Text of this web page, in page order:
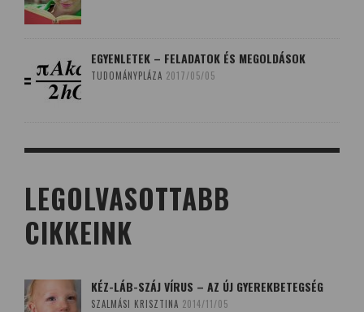
EGYENLETEK – FELADATOK ÉS MEGOLDÁSOK
TUDOMÁNYPLÁZA 2017/05/05
LEGOLVASOTTABB
CIKKEINK
KÉZ-LÁB-SZÁJ VÍRUS – AZ ÚJ GYEREKBETEGSÉG
SZALMÁSI KRISZTINA 2014/11/05